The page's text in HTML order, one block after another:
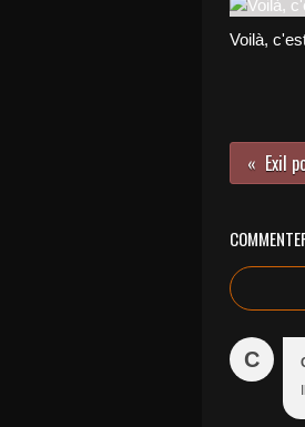
Voilà,
Exil
C